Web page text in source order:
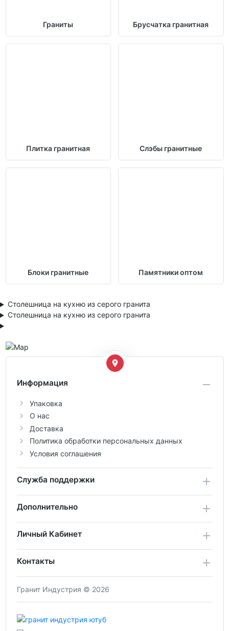
Граниты Брусчатка гранитная
Плитка гранитная Слэбы гранитные
Блоки гранитные Памятники оптом
Столешница на кухню из серого гранита
Столешница на кухню из серого гранита
Информация
Упаковка
О нас
Доставка
Политика обработки персональных данных
Условия соглашения
Служба поддержки
Дополнительно
Личный Кабинет
Контакты
Гранит Индустрия © 2026